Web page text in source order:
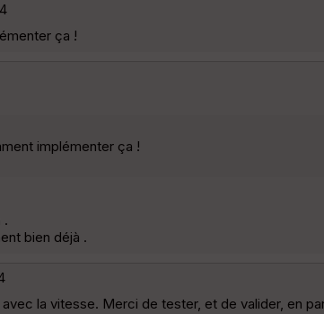
ça !
implémenter ça !
.
bien déjà .
la vitesse. Merci de tester, et de valider, en